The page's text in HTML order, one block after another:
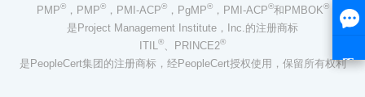
PMP®，PMP®，PMI-ACP®，PgMP®，PMI-ACP®和PMBOK®
是Project Management Institute，Inc.的注册商标
ITIL®、PRINCE2®
是PeopleCert集团的注册商标，经PeopleCert授权使用，保留所有权利